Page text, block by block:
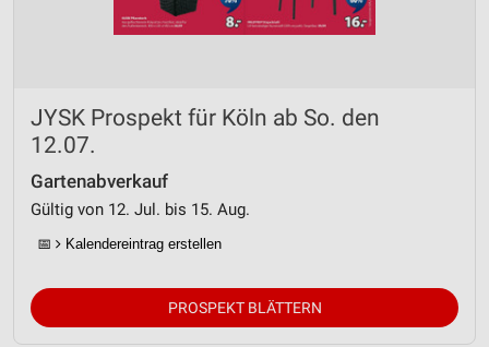
JYSK Prospekt für Köln ab So. den
12.07.
Gartenabverkauf
Gültig von 12. Jul. bis 15. Aug.
📅 Kalendereintrag erstellen
PROSPEKT BLÄTTERN